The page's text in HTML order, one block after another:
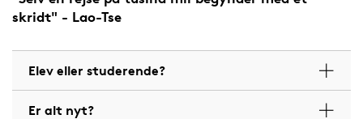
skridt" - Lao-Tse
Elev eller studerende?
Er alt nyt?